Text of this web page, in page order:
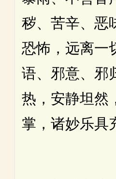
秽、苦辛、恶
恐怖，远离一
语、邪意、邪
热，安静坦然
掌，诸妙乐具